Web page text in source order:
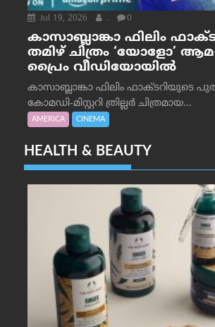
Jul 19, 2026 . 0
കാസാബ്ലാങ്കാ ഫിലിം
തമിഴ് ചിത്രം ‘യോളോ’
പ്രൈം വീഡിയോയിൽ
കാസാബ്ലാങ്കാ ഫിലിം ഫാക്ടറിയുടെ
കോമഡി-മിസ്റ്ററി ത്രില്ലർ ചിത്രമായ...
AMERICA CINEMA
HEALTH & BEAUTY